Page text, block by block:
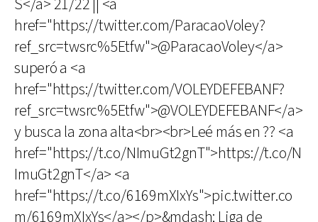
S</a> 21/22 || <a
href="https://twitter.com/ParacaoVoley?
ref_src=twsrc%5Etfw">@ParacaoVoley</a>
superó a <a
href="https://twitter.com/VOLEYDEFEBANF?
ref_src=twsrc%5Etfw">@VOLEYDEFEBANF</a>
y busca la zona alta<br><br>Leé más en ?? <a
href="https://t.co/NImuGt2gnT">https://t.co/N
ImuGt2gnT</a> <a
href="https://t.co/6169mXIxYs">pic.twitter.co
m/6169mXIxYs</a></p>&mdash; Liga de